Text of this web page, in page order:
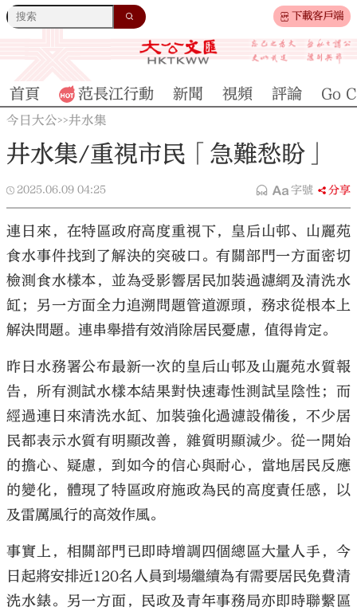
下載客戶端
大公文匯
首頁 范長江行動 新聞 視頻 評論 Go
今日大公>>井水集
井水集/重視市民「急難愁盼」
2025.06.09 04:25 字號 分享
連日來，在特區政府高度重視下，皇后山邨、山麗苑
食水事件找到了解決的突破口。有關部門一方面密切
檢測食水樣本，並為受影響居民加裝過濾網及清洗水
缸；另一方面全力追溯問題管道源頭，務求從根本上
解決問題。連串舉措有效消除居民憂慮，值得肯定。
昨日水務署公布最新一次的皇后山邨及山麗苑水質報
告，所有測試水樣本結果對快速毒性測試呈陰性；而
經過連日來清洗水缸、加裝強化過濾設備後，不少居
民都表示水質有明顯改善，雜質明顯減少。從一開始
的擔心、疑慮，到如今的信心與耐心，當地居民反應
的變化，體現了特區政府施政為民的高度責任感，以
及雷厲風行的高效作風。
事實上，相關部門已即時增調四個總區大量人手，今
日起將安排近120名人員到場繼續為有需要居民免費清
洗水錶。另一方面，民政及青年事務局亦即時聯繫區